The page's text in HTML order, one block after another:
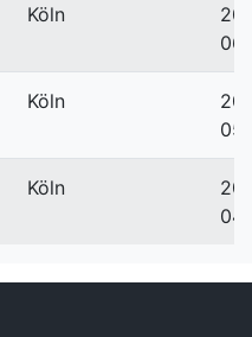
Köln
Köln
Köln